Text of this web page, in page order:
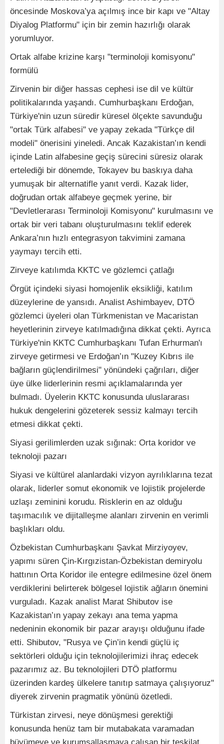
öncesinde Moskova’ya açılmış ince bir kapı ve "Altay
Diyalog Platformu" için bir zemin hazırlığı olarak
yorumluyor.
Ortak alfabe krizine karşı "terminoloji komisyonu"
formülü
Zirvenin bir diğer hassas cephesi ise dil ve kültür
politikalarında yaşandı. Cumhurbaşkanı Erdoğan,
Türkiye'nin uzun süredir küresel ölçekte savunduğu
"ortak Türk alfabesi" ve yapay zekada "Türkçe dil
modeli" önerisini yineledi. Ancak Kazakistan’ın kendi
içinde Latin alfabesine geçiş sürecini süresiz olarak
ertelediği bir dönemde, Tokayev bu baskıya daha
yumuşak bir alternatifle yanıt verdi. Kazak lider,
doğrudan ortak alfabeye geçmek yerine, bir
"Devletlerarası Terminoloji Komisyonu" kurulmasını ve
ortak bir veri tabanı oluşturulmasını teklif ederek
Ankara’nın hızlı entegrasyon takvimini zamana
yaymayı tercih etti.
Zirveye katılımda KKTC ve gözlemci çatlağı
Örgüt içindeki siyasi homojenlik eksikliği, katılım
düzeylerine de yansıdı. Analist Ashimbayev, DTÖ
gözlemci üyeleri olan Türkmenistan ve Macaristan
heyetlerinin zirveye katılmadığına dikkat çekti. Ayrıca
Türkiye'nin KKTC Cumhurbaşkanı Tufan Erhurman'ı
zirveye getirmesi ve Erdoğan’ın "Kuzey Kıbrıs ile
bağların güçlendirilmesi" yönündeki çağrıları, diğer
üye ülke liderlerinin resmi açıklamalarında yer
bulmadı. Üyelerin KKTC konusunda uluslararası
hukuk dengelerini gözeterek sessiz kalmayı tercih
etmesi dikkat çekti.
Siyasi gerilimlerden uzak sığınak: Orta koridor ve
teknoloji pazarı
Siyasi ve kültürel alanlardaki vizyon ayrılıklarına tezat
olarak, liderler somut ekonomik ve lojistik projelerde
uzlaşı zeminini korudu. Risklerin en az olduğu
taşımacılık ve dijitalleşme alanları zirvenin en verimli
başlıkları oldu.
Özbekistan Cumhurbaşkanı Şavkat Mirziyoyev,
yapımı süren Çin-Kırgızistan-Özbekistan demiryolu
hattının Orta Koridor ile entegre edilmesine özel önem
verdiklerini belirterek bölgesel lojistik ağların önemini
vurguladı. Kazak analist Marat Shibutov ise
Kazakistan’ın yapay zekayı ana tema yapma
nedeninin ekonomik bir pazar arayışı olduğunu ifade
etti. Shibutov, "Rusya ve Çin’in kendi güçlü iç
sektörleri olduğu için teknolojilerimizi ihraç edecek
pazarımız az. Bu teknolojileri DTÖ platformu
üzerinden kardeş ülkelere tanıtıp satmaya çalışıyoruz"
diyerek zirvenin pragmatik yönünü özetledi.
Türkistan zirvesi, neye dönüşmesi gerektiği
konusunda henüz tam bir mutabakata varamadan
büyümeye ve kurumsallaşmaya çalışan bir teşkilat